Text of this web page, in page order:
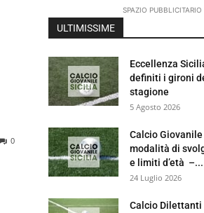
0
SPAZIO PUBBLICITARIO
ULTIMISSIME
Eccellenza
definiti i gironi
stagione
5 Agosto 2026
Calcio
modalità di
e limiti d’età –...
24 Luglio 2026
Calcio Dilettanti